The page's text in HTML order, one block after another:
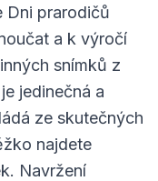
Dni prarodičů
a k výročí
snímků z
jedinečná a
ze skutečných
najdete
Navržení